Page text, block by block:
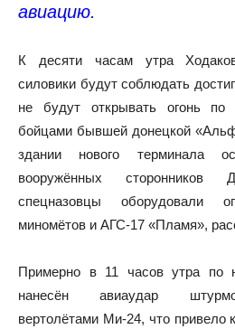
авиацию.
К десяти часам утра
силовики будут соблюдать
не будут открывать огонь по
бойцами бывшей донецкой
здании нового терминала
вооружённых
спецназовцы оборудовали
миномётов и АГС-17 «Пламя»,
Примерно в 11 часов утра по
нанесён авиаудар
вертолётами Ми-24, что привело